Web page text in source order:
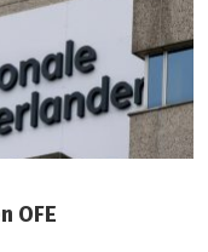
OFE